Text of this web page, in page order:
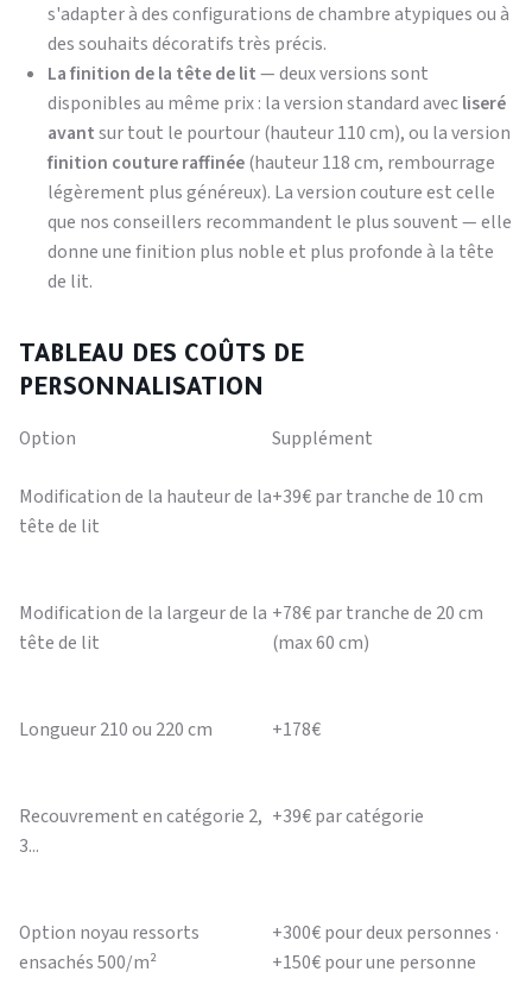
s'adapter à des configurations de chambre atypiques ou à
des souhaits décoratifs très précis.
La finition de la tête de lit— deux versions sont
disponibles au même prix : la version standard avecliseré
avantsur tout le pourtour (hauteur 110 cm), ou la version
finition couture raffinée(hauteur 118 cm, rembourrage
légèrement plus généreux). La version couture est celle
que nos conseillers recommandent le plus souvent — elle
donne une finition plus noble et plus profonde à la tête
de lit.
TABLEAU DES COÛTS DE
PERSONNALISATION
Option
Supplément
Modification de la hauteur de la
tête de lit
+39€ par tranche de 10 cm
Modification de la largeur de la
tête de lit
+78€ par tranche de 20 cm
(max 60 cm)
Longueur 210 ou 220 cm +178€
Recouvrement en catégorie 2,
3...
+39€ par catégorie
Option noyau ressorts
ensachés 500/m²
+300€ pour deux personnes ·
+150€ pour une personne